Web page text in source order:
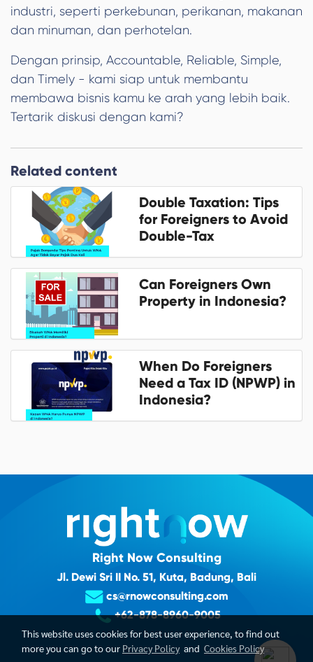
industri, seperti perkebunan, perikanan, makanan
dan minuman, dan perhotelan.
Dengan prinsip, Accountable, Reliable, Simple,
dan Timely - kami siap untuk membantu
membawa bisnis kamu ke arah yang lebih baik.
Tertarik diskusi dengan kami?
Related content
Double Taxation: Tips
for Foreigners to Avoid
Double-Tax
Can Foreigners Own
Property in Indonesia?
When Do Foreigners
Need a Tax ID (NPWP) in
Indonesia?
Right Now Consulting
Jl. Dewi Sri II No. 51, Kuta, Badung, Bali
cs@rnowconsulting.com
+62-878-8960-9005
This website uses cookies for best user experience, to find out
more you can go to our Privacy Policyand Cookies Policy